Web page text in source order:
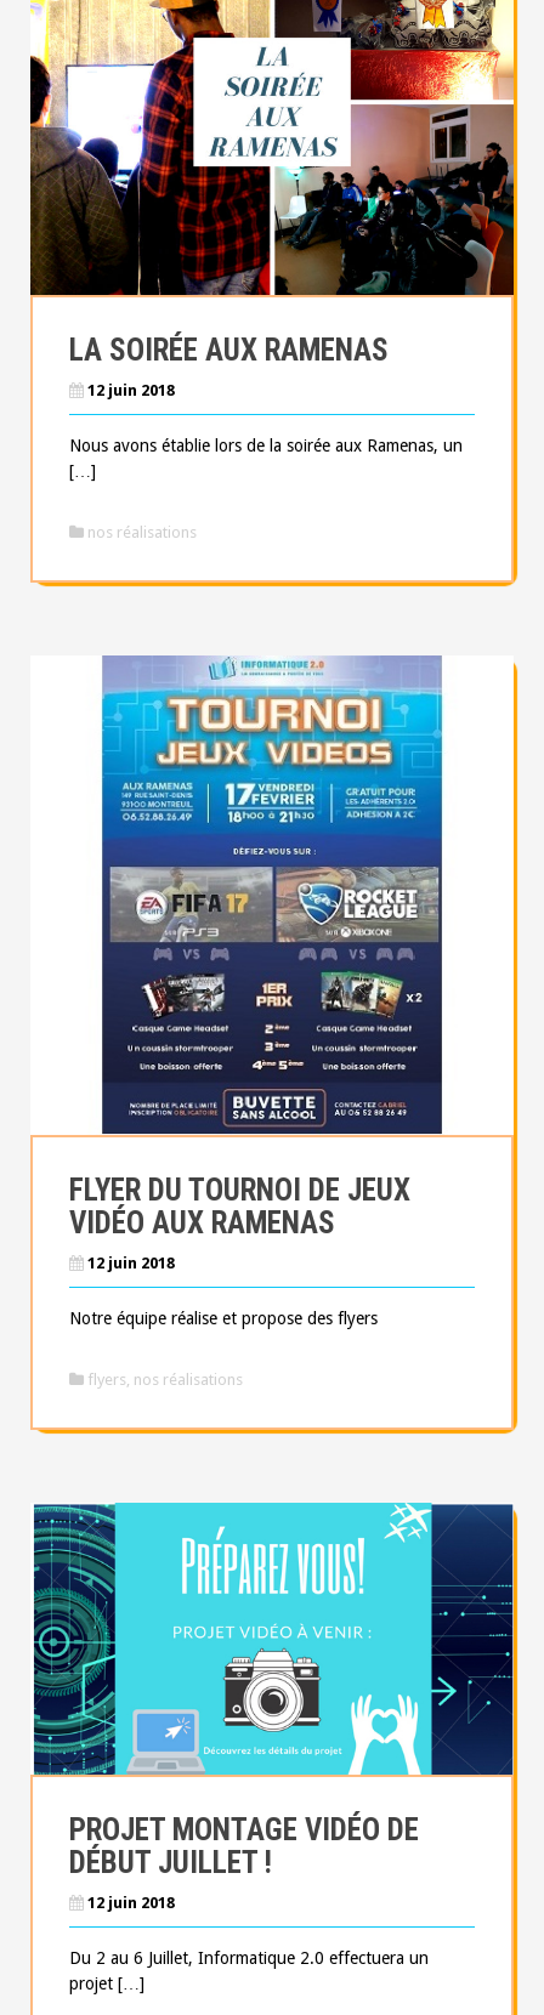
LA SOIRÉE AUX RAMENAS
12 juin 2018
Nous avons établie lors de la soirée aux Ramenas, un
[…]
nos réalisations
FLYER DU TOURNOI DE JEUX
VIDÉO AUX RAMENAS
12 juin 2018
Notre équipe réalise et propose des flyers
flyers, nos réalisations
PROJET MONTAGE VIDÉO DE
DÉBUT JUILLET !
12 juin 2018
Du 2 au 6 Juillet, Informatique 2.0 effectuera un
projet […]